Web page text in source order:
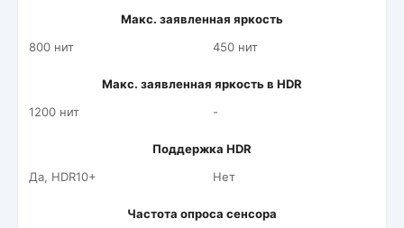
Макс. заявленная яркость
800 нит
450 нит
Макс. заявленная яркость в HDR
1200 нит
-
Поддержка HDR
Да, HDR10+
Нет
Частота опроса сенсора